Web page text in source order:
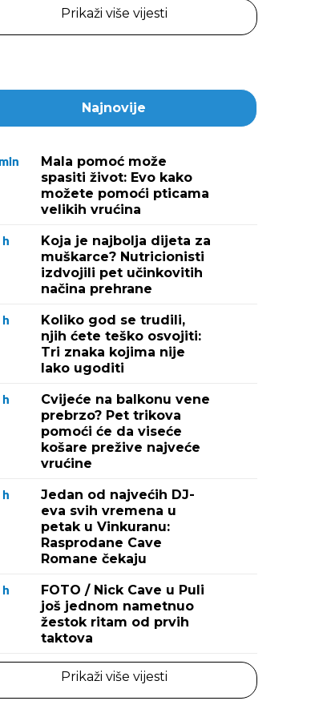
Prikaži više vijesti
Najnovije
min
Mala pomoć može
spasiti život: Evo kako
možete pomoći pticama
velikih vrućina
h
Koja je najbolja dijeta za
muškarce? Nutricionisti
izdvojili pet učinkovitih
načina prehrane
h
Koliko god se trudili,
njih ćete teško osvojiti:
Tri znaka kojima nije
lako ugoditi
h
Cvijeće na balkonu vene
prebrzo? Pet trikova
pomoći će da viseće
košare prežive najveće
vrućine
h
Jedan od najvećih DJ-
eva svih vremena u
petak u Vinkuranu:
Rasprodane Cave
Romane čekaju
h
FOTO / Nick Cave u Puli
još jednom nametnuo
žestok ritam od prvih
taktova
Prikaži više vijesti